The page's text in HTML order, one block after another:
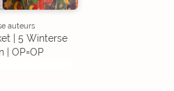
auteurs
| 5 Winterse
| OP=OP